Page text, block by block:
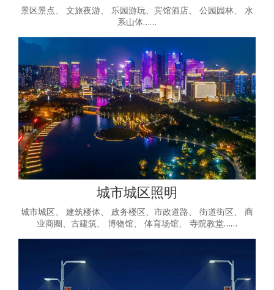
景区景点、 文旅夜游、 乐园游玩、宾馆酒店、 公园园林、 水
系山体……
城市城区照明
城市城区、 建筑楼体、 政务楼区、市政道路、 街道街区、 商
业商圈、古建筑、 博物馆、 体育场馆、 寺院教堂……